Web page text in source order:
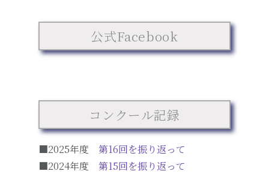
公式Facebook
コンクール記録
■2025年度 第16回を振り返って
■2024年度 第15回を振り返って